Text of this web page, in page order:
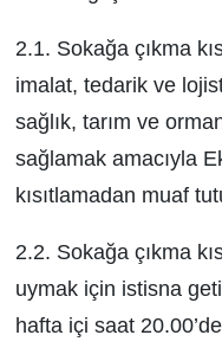
2.1. Sokağa çıkma
imalat, tedarik ve
sağlık, tarım ve
sağlamak amacıyla
kısıtlamadan muaf
2.2. Sokağa çıkma
uymak için istisna
hafta içi saat